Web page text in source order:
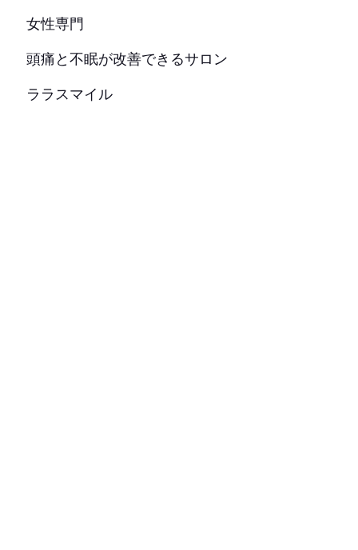
女性専門
頭痛と不眠が改善できるサロン
ララスマイル